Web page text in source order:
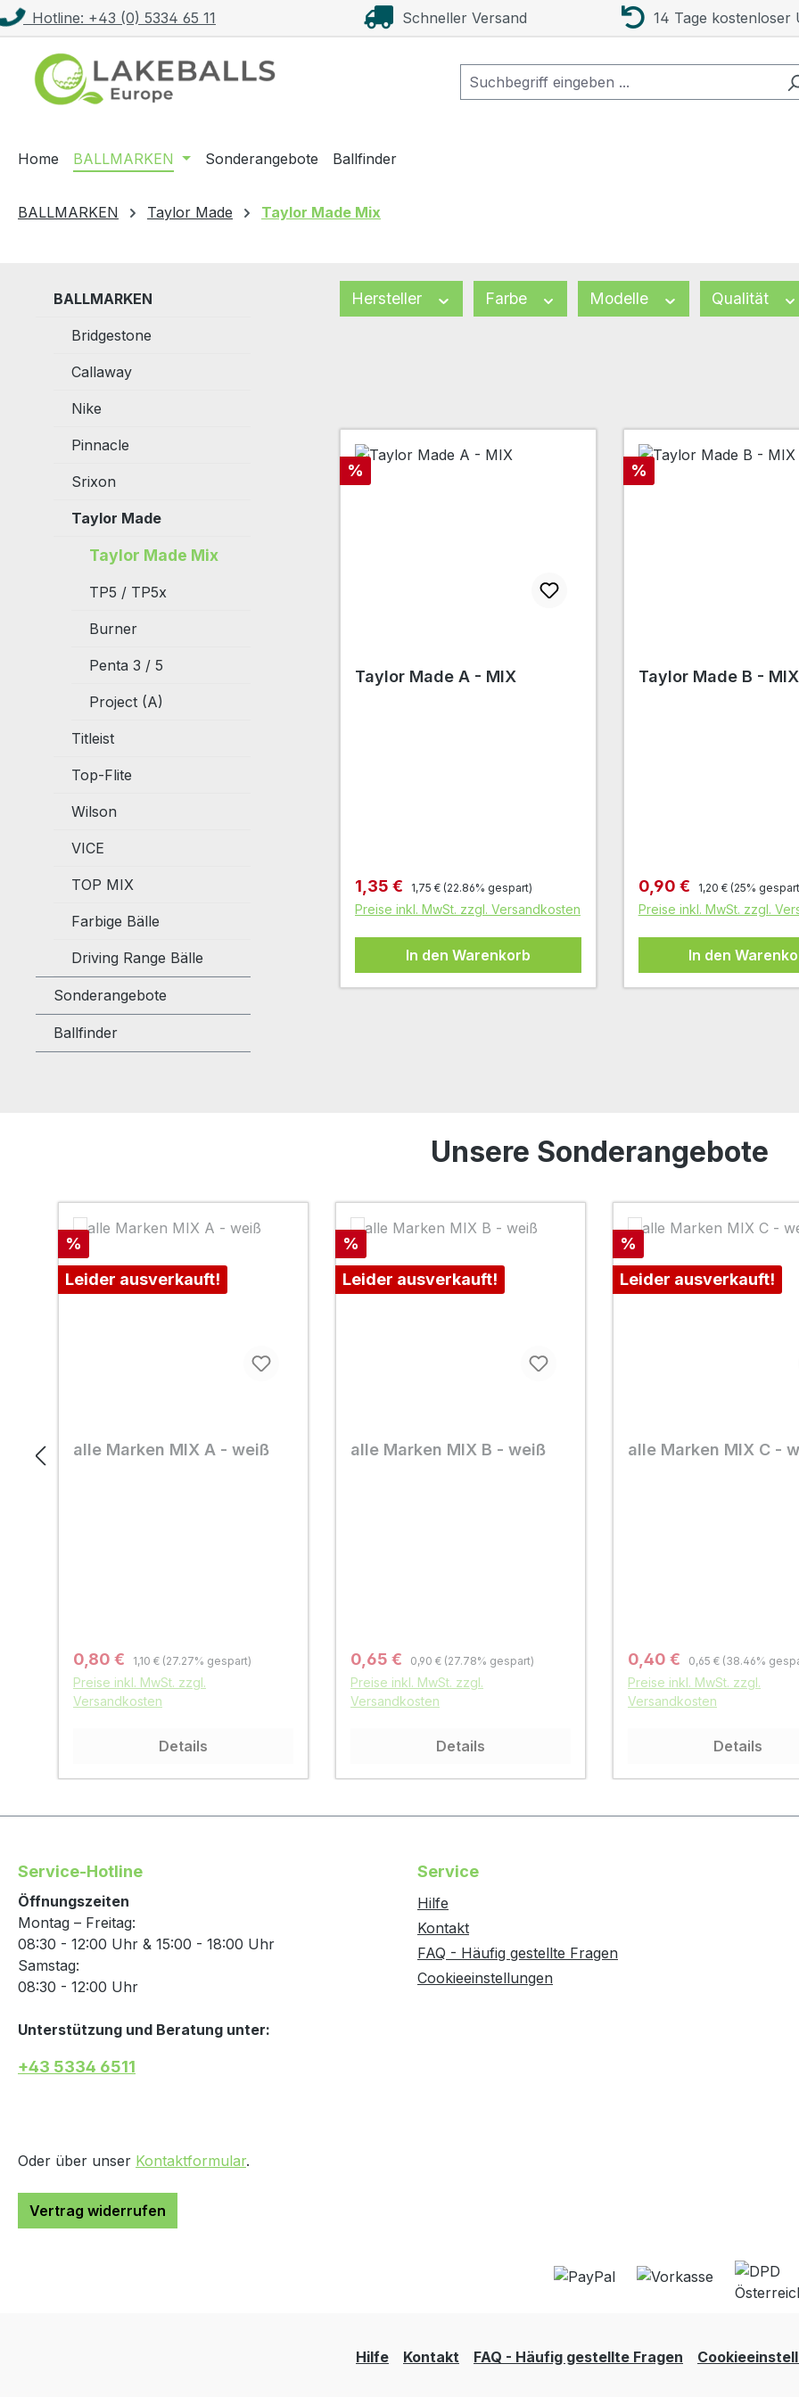
Hauptinhalt springen
Zur Suche springen
Zur Hauptnavigation springen
Hotline: +43 (0) 5334 65 11 Schneller Versand 14 Tage kostenloser
Home BALLMARKEN Sonderangebote Ballfinder
BALLMARKEN Taylor Made Taylor Made Mix
BALLMARKEN
Bridgestone
Callaway
Nike
Pinnacle
Srixon
Taylor Made
Taylor Made Mix
TP5 / TP5x
Burner
Penta 3 / 5
Project (A)
Titleist
Top-Flite
Wilson
VICE
TOP MIX
Farbige Bälle
Driving Range Bälle
Sonderangebote
Ballfinder
Hersteller Farbe Modelle Qualität
Rabatt
%
Taylor Made A - MIX
Verkaufspreis:
1,35 € Regulärer Preis:
1,75 € (22.86% gespart)
Preise inkl. MwSt. zzgl. Versandkosten
In den Warenkorb
Rabatt
%
Taylor Made B - MIX
Verkaufspreis:
0,90 € Regulärer Preis:
1,20 € (25%
Preise inkl. MwSt. zzgl.
In den
Unsere Sonderangebote
Rabatt
%
Leider ausverkauft!
alle Marken MIX A - weiß
Verkaufspreis:
0,80 € Regulärer Preis:
1,10 € (27.27% gespart)
Preise inkl. MwSt. zzgl.
Versandkosten
Details
Rabatt
%
Leider ausverkauft!
alle Marken MIX B - weiß
Verkaufspreis:
0,65 € Regulärer Preis:
0,90 € (27.78% gespart)
Preise inkl. MwSt. zzgl.
Versandkosten
Details
Rabatt
%
Leider ausverkauft!
alle Marken MIX C -
Verkaufspreis:
0,40 € Regulärer Preis:
0,65 € (38.46%
Preise inkl. MwSt. zzgl.
Versandkosten
Details
Service-Hotline
Öffnungszeiten
Montag – Freitag:
08:30 - 12:00 Uhr & 15:00 - 18:00 Uhr
Samstag:
08:30 - 12:00 Uhr
Unterstützung und Beratung unter:
+43 5334 6511
Oder über unser Kontaktformular.
Vertrag widerrufen
Service
Hilfe
Kontakt
FAQ - Häufig gestellte Fragen
Cookieeinstellungen
Hilfe Kontakt FAQ - Häufig gestellte Fragen